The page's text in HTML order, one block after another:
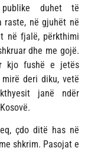
duhet të
raste, në gjuhët në
në fjalë, përkthimi
dhe me gojë.
kjo fushë e jetës
deri diku, vetë
janë ndër
çdo ditë has në
shkrim. Pasojat e